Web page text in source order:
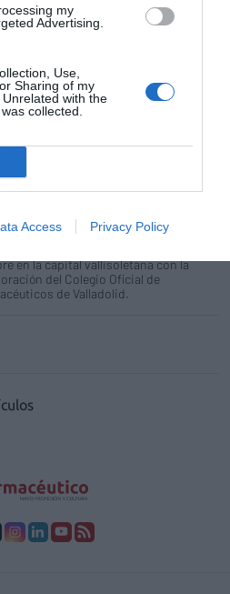
my
Advertising.
Use,
Sharing of my
with the
collected.
Access Privacy Policy
telón de fondo.
de Castilla y León
y novedades
Redacción
2019
en eje del debate farmacéutico con
de la XI edición del Congreso
de Castilla y León. Bajo el lema
compromiso y rigor. Avanzamos
Profesionales de Farmacéuticos de
y León ha presentado hoy esta nueva
en la capital vallisoletana con la
del Colegio Oficial de
de Valladolid.